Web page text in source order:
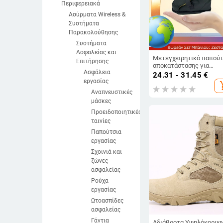
Περιφερειακά
Ασύρματα Wireless &
Συστήματα
Παρακολούθησης
Συστήματα
Ασφαλείας και
Επιτήρησης
Ασφάλεια
εργασίας
Αναπνευστικές
μάσκες
Προειδοποιητικές
ταινίες
Παπούτσια
εργασίας
Σχοινιά και
ζώνες
ασφαλείας
Ρούχα
εργασίας
Ωτοασπίδες
ασφαλείας
Γάντια
Μετεγχειρητικό
αποκατάστασης για
τραυματισμένα πόδια και
24.31 - 31.45 €